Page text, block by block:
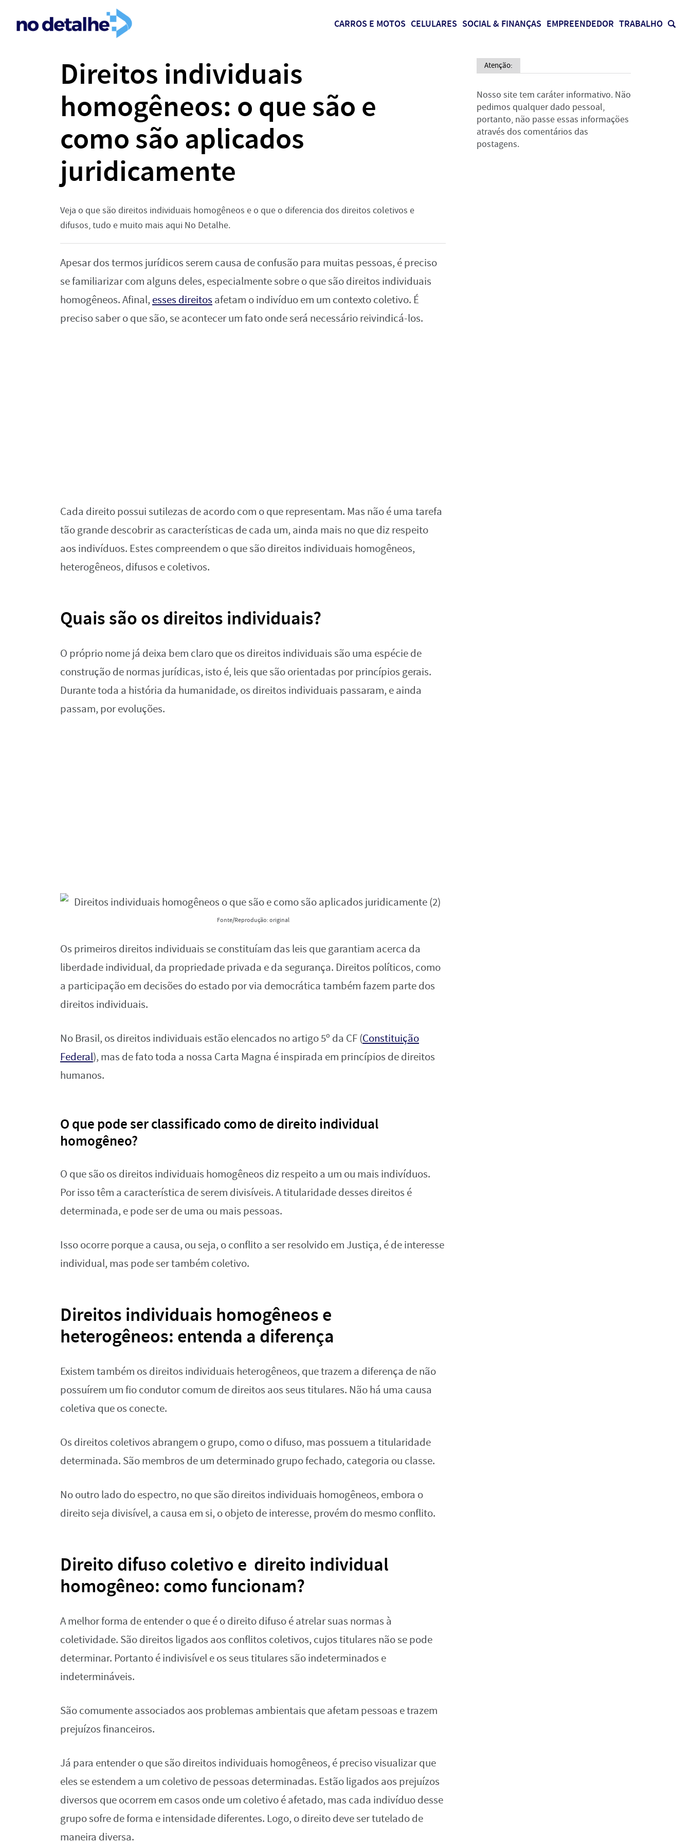
CARROS E MOTOS CELULARES SOCIAL & FINANÇAS EMPREENDEDOR TRABALHO
Direitos individuais
homogêneos: o que são e
como são aplicados
juridicamente
Veja o que são direitos individuais homogêneos e o que o diferencia dos direitos coletivos e
difusos, tudo e muito mais aqui No Detalhe.
Apesar dos termos jurídicos serem causa de confusão para muitas pessoas, é preciso
se familiarizar com alguns deles, especialmente sobre o que são direitos individuais
homogêneos. Afinal, esses direitos afetam o indivíduo em um contexto coletivo. É
preciso saber o que são, se acontecer um fato onde será necessário reivindicá-los.
Cada direito possui sutilezas de acordo com o que representam. Mas não é uma tarefa
tão grande descobrir as características de cada um, ainda mais no que diz respeito
aos indivíduos. Estes compreendem o que são direitos individuais homogêneos,
heterogêneos, difusos e coletivos.
Quais são os direitos individuais?
O próprio nome já deixa bem claro que os direitos individuais são uma espécie de
construção de normas jurídicas, isto é, leis que são orientadas por princípios gerais.
Durante toda a história da humanidade, os direitos individuais passaram, e ainda
passam, por evoluções.
Fonte/Reprodução: original
Os primeiros direitos individuais se constituíam das leis que garantiam acerca da
liberdade individual, da propriedade privada e da segurança. Direitos políticos, como
a participação em decisões do estado por via democrática também fazem parte dos
direitos individuais.
No Brasil, os direitos individuais estão elencados no artigo 5º da CF (Constituição
Federal), mas de fato toda a nossa Carta Magna é inspirada em princípios de direitos
humanos.
O que pode ser classificado como de direito individual
homogêneo?
O que são os direitos individuais homogêneos diz respeito a um ou mais indivíduos.
Por isso têm a característica de serem divisíveis. A titularidade desses direitos é
determinada, e pode ser de uma ou mais pessoas.
Isso ocorre porque a causa, ou seja, o conflito a ser resolvido em Justiça, é de interesse
individual, mas pode ser também coletivo.
Direitos individuais homogêneos e
heterogêneos: entenda a diferença
Existem também os direitos individuais heterogêneos, que trazem a diferença de não
possuírem um fio condutor comum de direitos aos seus titulares. Não há uma causa
coletiva que os conecte.
Os direitos coletivos abrangem o grupo, como o difuso, mas possuem a titularidade
determinada. São membros de um determinado grupo fechado, categoria ou classe.
No outro lado do espectro, no que são direitos individuais homogêneos, embora o
direito seja divisível, a causa em si, o objeto de interesse, provém do mesmo conflito.
Direito difuso coletivo e direito individual
homogêneo: como funcionam?
A melhor forma de entender o que é o direito difuso é atrelar suas normas à
coletividade. São direitos ligados aos conflitos coletivos, cujos titulares não se pode
determinar. Portanto é indivisível e os seus titulares são indeterminados e
indetermináveis.
São comumente associados aos problemas ambientais que afetam pessoas e trazem
prejuízos financeiros.
Já para entender o que são direitos individuais homogêneos, é preciso visualizar que
eles se estendem a um coletivo de pessoas determinadas. Estão ligados aos prejuízos
diversos que ocorrem em casos onde um coletivo é afetado, mas cada indivíduo desse
grupo sofre de forma e intensidade diferentes. Logo, o direito deve ser tutelado de
maneira diversa.
Atenção:
Nosso site tem caráter informativo. Não
pedimos qualquer dado pessoal,
portanto, não passe essas informações
através dos comentários das
postagens.